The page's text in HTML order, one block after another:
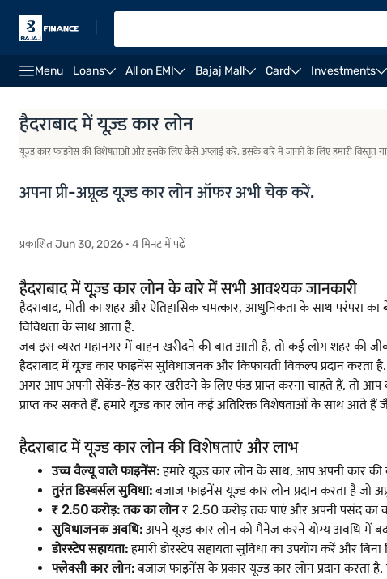
Menu Loans All on EMI Bajaj Mall Card Investments
हैदराबाद में यूज़्ड कार लोन
यूज़्ड कार फाइनेंस की विशेषताओं और इसके लिए कैसे अप्लाई करें, इसके बारे में जानने के लिए हमारी विस्तृत
अपना प्री-अप्रूव्ड यूज़्ड कार लोन ऑफर अभी चेक करें.
प्रकाशित Jun 30, 2026 · 4 मिनट में पढ़ें
हैदराबाद में यूज़्ड कार लोन के बारे में सभी आवश्यक जानकारी
हैदराबाद, मोती का शहर और ऐतिहासिक चमत्कार, आधुनिकता के साथ परंपरा का
विविधता के साथ आता है.
जब इस व्यस्त महानगर में वाहन खरीदने की बात आती है, तो कई लोग शहर की
हैदराबाद में यूज़्ड कार फाइनेंस सुविधाजनक और किफायती विकल्प प्रदान करता है.
अगर आप अपनी सेकेंड-हैंड कार खरीदने के लिए फंड प्राप्त करना चाहते हैं, तो
प्राप्त कर सकते हैं. हमारे यूज़्ड कार लोन कई अतिरिक्त विशेषताओं के साथ आते हैं
हैदराबाद में यूज़्ड कार लोन की विशेषताएं और लाभ
उच्च वैल्यू वाले फाइनेंस:हमारे यूज़्ड कार लोन के साथ, आप अपनी कार
तुरंत डिस्बर्सल सुविधा:बजाज फाइनेंस यूज़्ड कार लोन प्रदान करता है जो
₹ 2.50 करोड़: तक का लोन₹ 2.50 करोड़ तक पाएं और अपनी पसंद का
सुविधाजनक अवधि: अपने यूज़्ड कार लोन को मैनेज करने योग्य अवधि में
डोरस्टेप सहायता:हमारी डोरस्टेप सहायता सुविधा का उपयोग करें और
फ्लेक्सी कार लोन:बजाज फाइनेंस के प्रकार यूज़्ड कार लोन प्रदान करता